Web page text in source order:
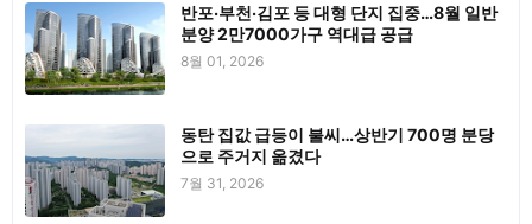
반포·부천·김포 등 대형 단지 집중…8월 일반
분양 2만7000가구 역대급 공급
8월 01, 2026
동탄 집값 급등이 불씨…상반기 700명 분당
으로 주거지 옮겼다
7월 31, 2026